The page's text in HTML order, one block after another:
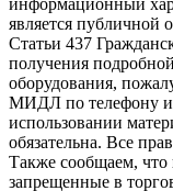
информационный
является публичной
Статьи 437
получения
оборудования,
МИДЛ по телефону
использовании
обязательна. Все
Также сообщаем, что
запрещенные в